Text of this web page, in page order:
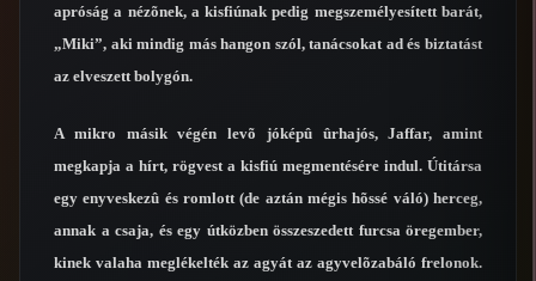
apróság a nézõnek, a kisfiúnak pedig megszemélyesített barát,
„Miki”, aki mindig más hangon szól, tanácsokat ad és biztatást
az elveszett bolygón.
A mikro másik végén levõ jóképû ûrhajós, Jaffar, amint
megkapja a hírt, rögvest a kisfiú megmentésére indul. Útitársa
egy enyveskezû és romlott (de aztán mégis hõssé váló) herceg,
annak a csaja, és egy útközben összeszedett furcsa öregember,
kinek valaha meglékelték az agyát az agyvelõzabáló frelonok.